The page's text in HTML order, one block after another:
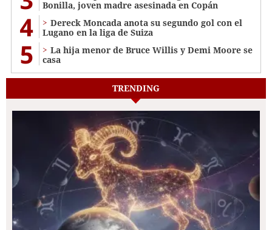
Bonilla, joven madre asesinada en Copán
4
Dereck Moncada anota su segundo gol con el
Lugano en la liga de Suiza
5
La hija menor de Bruce Willis y Demi Moore se
casa
TRENDING